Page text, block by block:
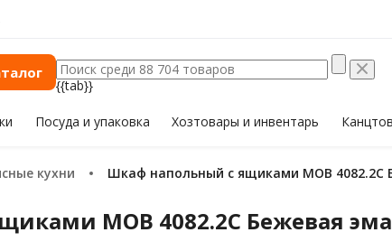
{{tab}}
Посуда и упаковка Хозтоварыи инвентарь
кухни Шкаф напольный с ящиками MOB 4082.2C
MOB 4082.2C Бежевая